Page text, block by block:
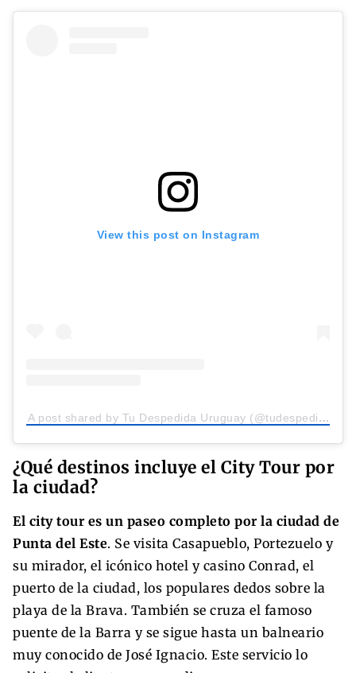
View this post on Instagram
A post shared by Tu Despedida Uruguay (@tudespedidauruguay)
¿Qué destinos incluye el City Tour por
la ciudad?
El city tour es un paseo completo por la ciudad de
Punta del Este. Se visita Casapueblo, Portezuelo y
su mirador, el icónico hotel y casino Conrad, el
puerto de la ciudad, los populares dedos sobre la
playa de la Brava. También se cruza el famoso
puente de la Barra y se sigue hasta un balneario
muy conocido de José Ignacio. Este servicio lo